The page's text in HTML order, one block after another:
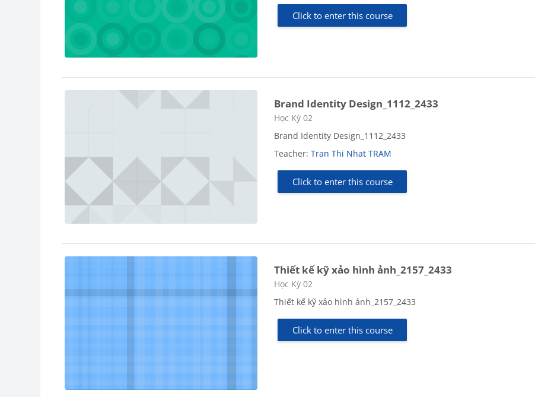
Click to enter this course
Brand Identity Design_1112_2433
Course category
Học Kỳ 02
Brand Identity Design_1112_2433
Teacher:Tran Thi Nhat TRAM
Click to enter this course
Thiết kế kỹ xảo hình ảnh_2157_2433
Course category
Học Kỳ 02
Thiết kế kỹ xảo hình ảnh_2157_2433
Click to enter this course